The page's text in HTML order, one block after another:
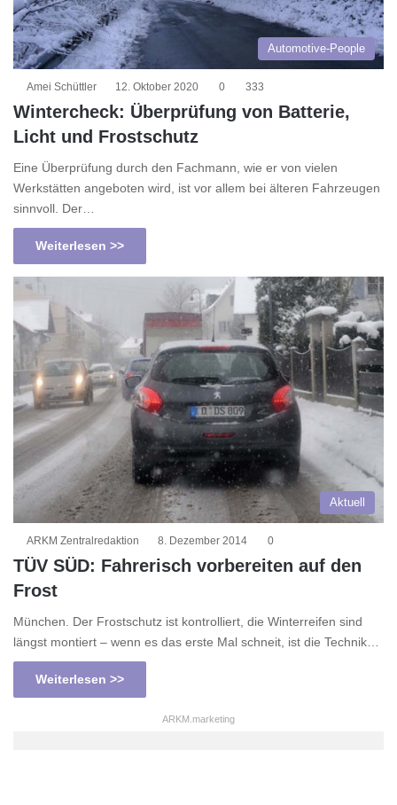
Automotive-People
Amei Schüttler 12. Oktober 2020 0 333
Wintercheck: Überprüfung von Batterie,
Licht und Frostschutz
Eine Überprüfung durch den Fachmann, wie er von vielen
Werkstätten angeboten wird, ist vor allem bei älteren Fahrzeugen
sinnvoll. Der…
Weiterlesen >>
Aktuell
ARKM Zentralredaktion 8. Dezember 2014 0
TÜV SÜD: Fahrerisch vorbereiten auf den
Frost
München. Der Frostschutz ist kontrolliert, die Winterreifen sind
längst montiert – wenn es das erste Mal schneit, ist die Technik…
Weiterlesen >>
ARKM.marketing